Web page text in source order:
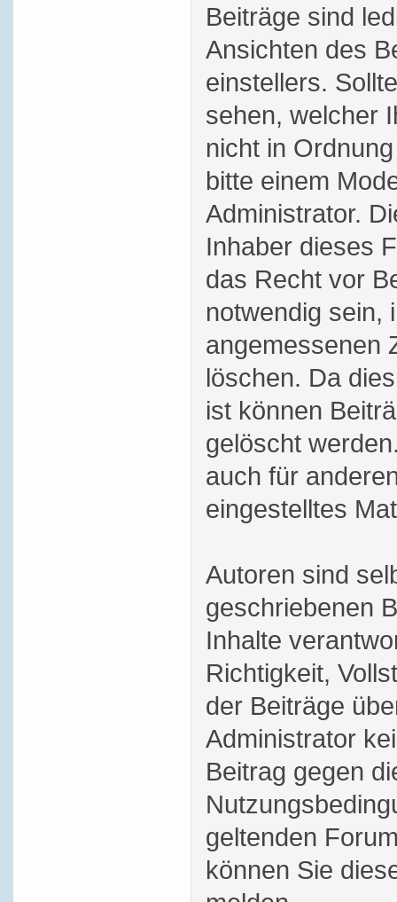
Beiträge sind
Ansichten des
einstellers.
sehen, welcher
nicht in
bitte einem
Administrator.
Inhaber dieses
das Recht vor
notwendig sein,
angemessenen
löschen. Da
ist können
gelöscht
auch für
eingestelltes
Autoren sind
geschriebenen
Inhalte
Richtigkeit,
der Beiträge
Administrator
Beitrag gegen
geltenden
können Sie